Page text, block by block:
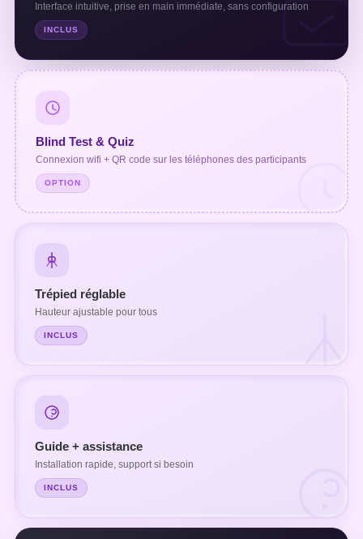
Interface intuitive, prise en main immédiate, sans configuration
INCLUS
Blind Test & Quiz
Connexion wifi + QR code sur les téléphones des participants
OPTION
Trépied réglable
Hauteur ajustable pour tous
INCLUS
Guide + assistance
Installation rapide, support si besoin
INCLUS